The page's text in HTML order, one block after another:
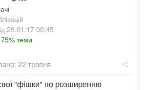
29.01.17 00:45
теми
22 травня
"фішки" по розширенню